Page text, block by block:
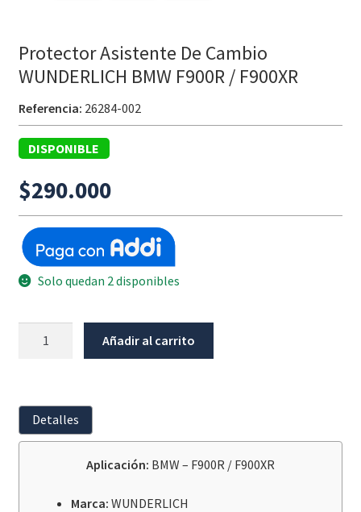
Protector Asistente De Cambio
WUNDERLICH BMW F900R / F900XR
Referencia: 26284-002
DISPONIBLE
$290.000
Solo quedan 2 disponibles
WUNDERLICH
BMW
Añadir al carrito
Detalles
Aplicación: BMW – F900R / F900XR
Marca: WUNDERLICH